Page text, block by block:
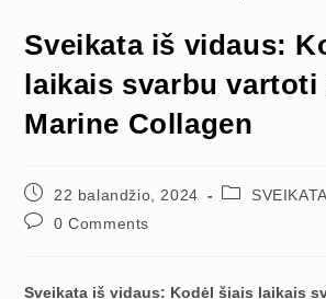
Sveikata iš vidaus:
laikais svarbu vartoti
Marine Collagen
Post
published:
22 balandžio, 2024
PostSVEIKATA
Post0 Comments
Sveikata iš vidaus: Kodėl šiais laikais